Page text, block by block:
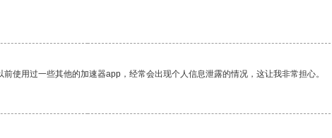
使用过一些其他的加速器app，经常会出现个人信息泄露的情况，这让我非常担心。